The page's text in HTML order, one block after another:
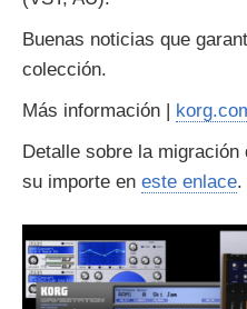
Buenas noticias que
colección.
Más información |
Detalle sobre la
su importe en este enlace.